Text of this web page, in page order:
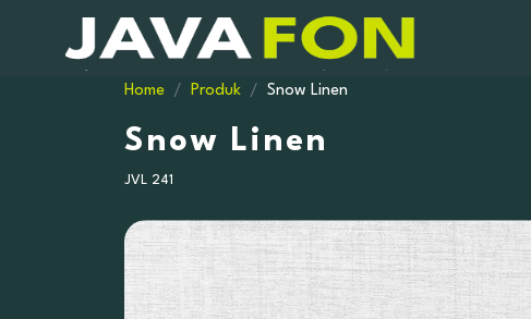
Home Produk Snow Linen
Snow Linen
JVL 241